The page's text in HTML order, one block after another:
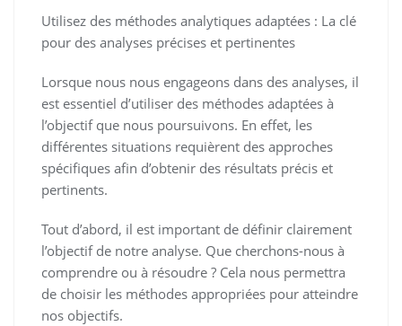
Utilisez des méthodes analytiques adaptées : La clé
pour des analyses précises et pertinentes
Lorsque nous nous engageons dans des analyses, il
est essentiel d’utiliser des méthodes adaptées à
l’objectif que nous poursuivons. En effet, les
différentes situations requièrent des approches
spécifiques afin d’obtenir des résultats précis et
pertinents.
Tout d’abord, il est important de définir clairement
l’objectif de notre analyse. Que cherchons-nous à
comprendre ou à résoudre ? Cela nous permettra
de choisir les méthodes appropriées pour atteindre
nos objectifs.